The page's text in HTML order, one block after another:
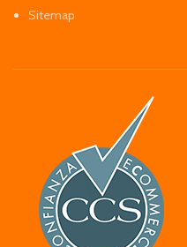
Sitemap